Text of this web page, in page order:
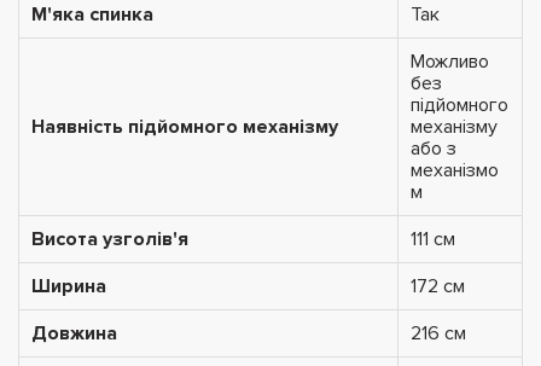
М'яка спинка
Так
Наявність підйомного механізму
Можливо
без
підйомного
механізму
або з
механізмо
м
Висота узголів'я
111 см
Ширина
172 см
Довжина
216 см